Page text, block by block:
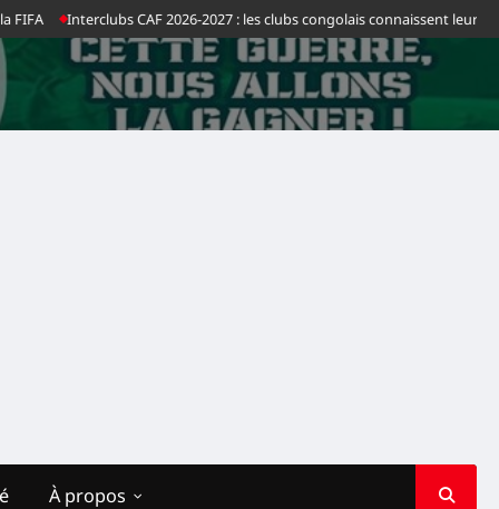
CAF 2026-2027 : les clubs congolais connaissent leurs adversaires
À propos